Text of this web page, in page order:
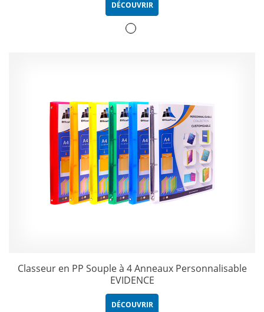
DÉCOUVRIR
Classeur en PP Souple à 4 Anneaux Personnalisable
EVIDENCE
DÉCOUVRIR